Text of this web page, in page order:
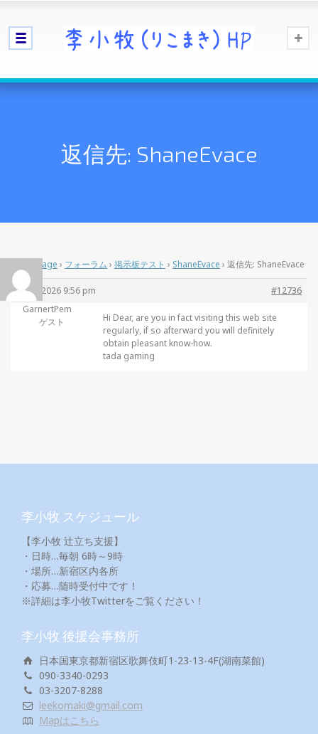
返信先: ShaneEvace
Home Page › フォーラム › 掲示板テスト › ShaneEvace › 返信先: ShaneEvace
5月 3, 2026 9:56 pm
#12736
GarnertPem
ゲスト
Hi Dear, are you in fact visiting this web site
regularly, if so afterward you will definitely
obtain pleasant know-how.
tada gaming
李小牧 スケジュール
【李小牧 辻立ち支援】
・日時…毎朝 6時～9時
・場所…新宿区内各所
・応募…随時受付中です！
※詳細は李小牧Twitterをご覧ください！
李小牧 後援会事務所
日本国東京都新宿区歌舞伎町1-23-13-4F(湖南菜館)
090-3340-0293
03-3207-8288
leekomaki@gmail.com
Mapはこちら